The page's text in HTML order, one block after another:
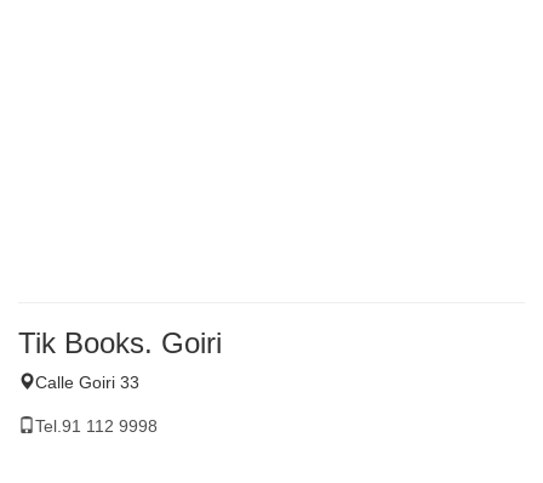
Tik Books. Goiri
Calle Goiri 33
Tel.91 112 9998